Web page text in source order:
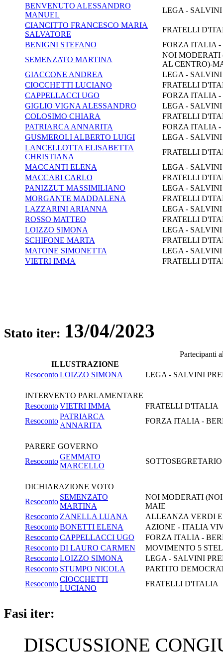
BENVENUTO ALESSANDRO
MANUEL
LEGA - SALVINI
CIANCITTO FRANCESCO MARIA
SALVATORE
FRATELLI
BENIGNI STEFANO
FORZA ITALIA -
SEMENZATO MARTINA
NOI
AL CENTRO)-
GIACCONE ANDREA
LEGA - SALVINI
CIOCCHETTI LUCIANO
FRATELLI
CAPPELLACCI UGO
FORZA ITALIA -
GIGLIO VIGNA ALESSANDRO
LEGA - SALVINI
COLOSIMO CHIARA
FRATELLI
PATRIARCA ANNARITA
FORZA ITALIA -
GUSMEROLI ALBERTO LUIGI
LEGA - SALVINI
LANCELLOTTA ELISABETTA
CHRISTIANA
FRATELLI
MACCANTI ELENA
LEGA - SALVINI
MACCARI CARLO
FRATELLI
PANIZZUT MASSIMILIANO
LEGA - SALVINI
MORGANTE MADDALENA
FRATELLI
LAZZARINI ARIANNA
LEGA - SALVINI
ROSSO MATTEO
FRATELLI
LOIZZO SIMONA
LEGA - SALVINI
SCHIFONE MARTA
FRATELLI
MATONE SIMONETTA
LEGA - SALVINI
VIETRI IMMA
FRATELLI
Stato iter: 13/04/2023
Partecipanti
ILLUSTRAZIONE
ResocontoLOIZZO SIMONA LEGA - SALVINI
INTERVENTO PARLAMENTARE
ResocontoVIETRI IMMA
FRATELLI D'ITALIA
Resoconto
PATRIARCA
ANNARITA
FORZA ITALIA -
PARERE GOVERNO
Resoconto
GEMMATO
MARCELLO
DICHIARAZIONE VOTO
Resoconto
SEMENZATO
MARTINA
NOI MODERATI
MAIE
Resoconto ZANELLA LUANA
ALLEANZA VERDI
ResocontoBONETTI ELENA
AZIONE - ITALIA
ResocontoCAPPELLACCI UGO
FORZA ITALIA -
ResocontoDI LAURO CARMEN
MOVIMENTO 5
ResocontoLOIZZO SIMONA
LEGA - SALVINI
Resoconto STUMPO NICOLA
PARTITO
Resoconto
CIOCCHETTI
LUCIANO
FRATELLI D'ITALIA
Fasi iter:
DISCUSSIONE